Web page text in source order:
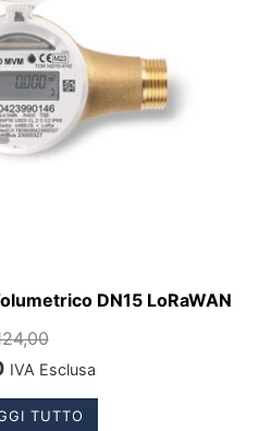
DN15 LoRaWAN
IVA Esclusa
TUTTO